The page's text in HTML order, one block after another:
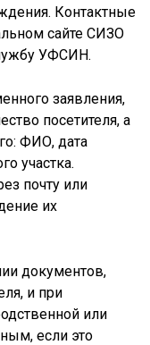
Контактные
сайте СИЗО
УФСИН.
заявления,
посетителя, а
ФИО, дата
участка.
почту или
их
документов,
и при
или
если это